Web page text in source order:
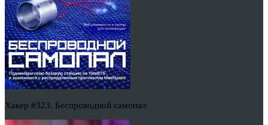
Хакер #323. Беспроводной самопал